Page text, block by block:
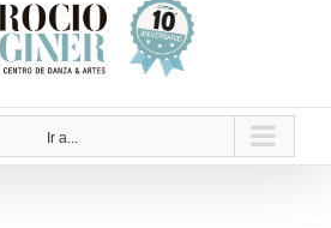
Ir a...